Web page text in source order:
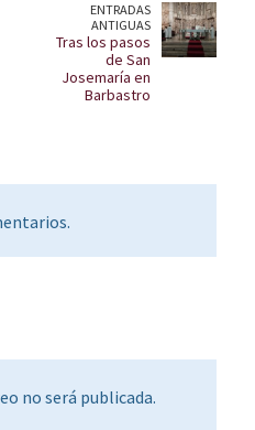
ENTRADAS
ANTIGUAS
Tras los pasos
de San
Josemaría en
Barbastro
no será publicada.